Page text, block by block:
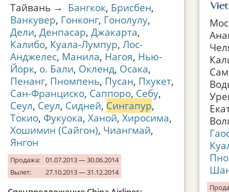
Тайвань → Бангкок, Брисбен,
Ванкувер, Гонконг, Гонолулу,
Дели, Денпасар, Джакарта,
Калибо, Куала-Лумпур, Лос-
Анджелес, Манила, Нагоя, Нью-
Йорк, о. Бали, Окленд, Осака,
Пенанг, Пномпень, Пусан, Пхукет,
Сан-Франциско, Саппоро, Себу,
Сеул, Сеул, Сидней, Сингапур,
Токио, Фукуока, Ханой, Хиросима,
Хошимин (Сайгон), Чиангмай,
Янгон
Продажа: 01.07.2013 — 30.06.2014
Вылет:
27.10.2013 — 31.12.2014